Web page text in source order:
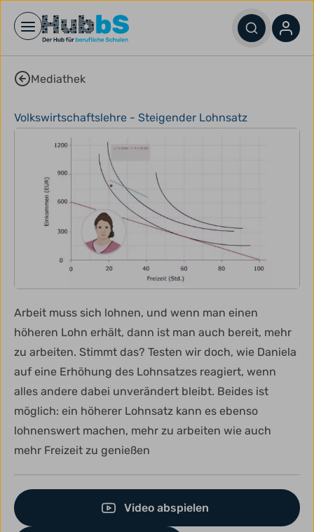
Open main menu
Mediathek
Volkswirtschaftslehre - Steigender Lohnsatz
Arbeit muss sich lohnen, und wenn man einen
höheren Lohn erhält, dann ist man auch bereit, mehr
zu arbeiten. Stimmt das? Testen wir doch, wie Daniela
auf eine Erhöhung des Lohnsatzes reagiert, wenn
alles andere dabei unverändert bleibt. Beides ist
möglich: ein höherer Lohnsatz kann es ebenso
lohnenswert machen, mehr zu arbeiten wie auch
mehr Freizeit zu genießen
Video abspielen